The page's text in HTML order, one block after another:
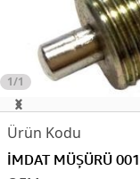
1/1
İMDAT MÜŞÜRÜ